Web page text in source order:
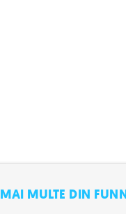
MAI MULTE DIN